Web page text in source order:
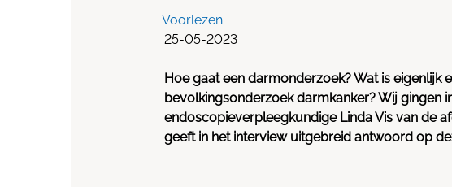
Voorlezen
25-05-2023
Hoe gaat een darmonderzoek? Wat is eigenlijk
bevolkingsonderzoek darmkanker? Wij gingen
endoscopieverpleegkundige Linda Vis van de
geeft in het interview uitgebreid antwoord op